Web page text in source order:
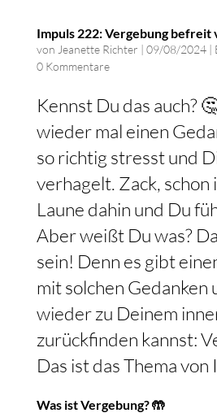
Impuls 222: Vergebung befreit
von Jeanette Richter | 09/08/2024|
0 Kommentare
Kennst Du das auch?
wieder mal einen
so richtig stresst und
verhagelt. Zack, schon
Laune dahin und Du
Aber weißt Du was?
sein! Denn es gibt
mit solchen Gedanken
wieder zu Deinem
zurückfinden kannst:
Das ist das Thema von
Was ist Vergebung? 🤲